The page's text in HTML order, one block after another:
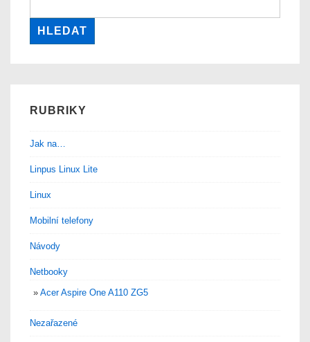
RUBRIKY
Jak na…
Linpus Linux Lite
Linux
Mobilní telefony
Návody
Netbooky
Acer Aspire One A110 ZG5
Nezařazené